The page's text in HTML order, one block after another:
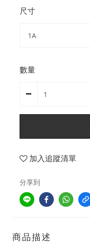
尺寸
數量
加入追蹤清單
分享到
商品描述